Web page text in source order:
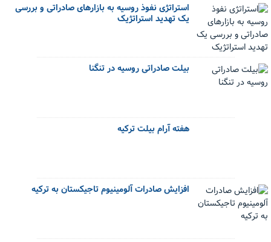
استراتژی نفوذ روسیه به بازارهای صادراتی و بررسی
یک تهدید استراتژیک
بیلت صادراتی روسیه در تنگنا
هفته آرام بیلت ترکیه
افزایش صادرات آلومینیوم تاجیکستان به ترکیه